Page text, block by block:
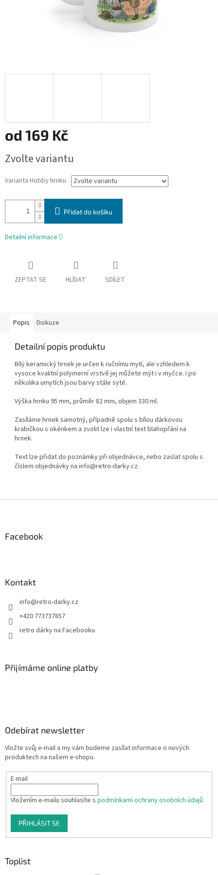
od 169 Kč
cena:
Zvolte variantu
Varianta Hobby hrnku
Přidat do košíku
Detailní informace
ZEPTAT SE HLÍDAT SDÍLET
Popis Diskuze
Detailní popis produktu
Bílý keramický hrnek je určen k ručnímu mytí, ale vzhledem k
vysoce kvalitní polymerní vrstvě jej můžete mýt i v myčce. I po
několika umytích jsou barvy stále syté.
Výška hrnku 95 mm, průměr 82 mm, objem 330 ml.
Zasíláme hrnek samotný, případně spolu s bílou dárkovou
krabičkou s okénkem a zvolit lze i vlastní text blahopřání na
hrnek.
Text lze přidat do poznámky při objednávce, nebo zaslat spolu s
číslem objednávky na info@retro-darky.cz.
Facebook
Kontakt
info@retro-darky.cz
+420 773737857
retro dárky na Facebooku
Přijímáme online platby
Odebírat newsletter
Vložte svůj e-mail a my vám budeme zasílat informace o nových
produktech na našem e-shopu.
E-mail
Vložením e-mailu souhlasíte s podmínkami ochrany osobních údajů
PŘIHLÁSIT SE
Toplist